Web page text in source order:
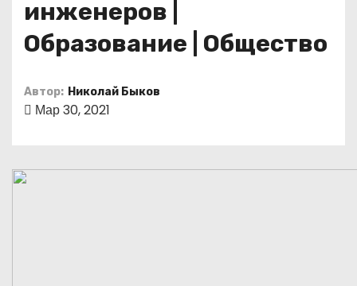
инженеров |
Образование | Общество
Автор: Николай Быков
Мар 30, 2021